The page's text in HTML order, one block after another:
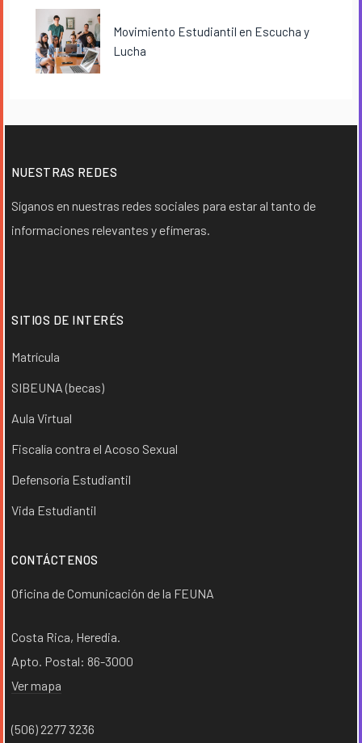
Movimiento Estudiantil en Escucha y
Lucha
NUESTRAS REDES
Síganos en nuestras redes sociales para estar al tanto de
informaciones relevantes y efímeras.
SITIOS DE INTERÉS
Matrícula
SIBEUNA (becas)
Aula Virtual
Fiscalía contra el Acoso Sexual
Defensoría Estudiantil
Vida Estudiantil
CONTÁCTENOS
Oficina de Comunicación de la FEUNA
Costa Rica, Heredia.
Apto. Postal: 86-3000
Ver mapa
(506) 2277 3236